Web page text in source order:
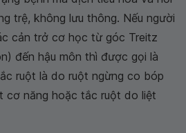
trệ, không lưu thông. Nếu người
cản trở cơ học từ góc Treitz
đến hậu môn thì được gọi là
ruột là do ruột ngừng co bóp
cơ năng hoặc tắc ruột do liệt